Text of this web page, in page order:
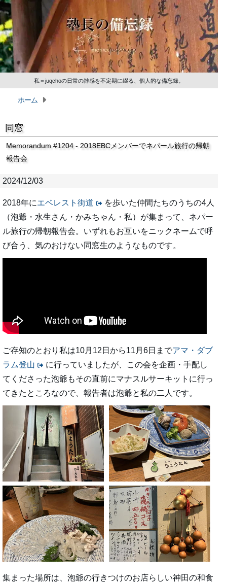
私＝juqchoの日常の雑感を不定期に綴る、個人的な備忘録。
ホーム
同窓
Memorandum #1204 - 2018EBCメンバーでネパール旅行の帰朝
報告会
2024/12/03
2018年にエベレスト街道
を歩いた仲間たちのうちの4人
（泡爺・水生さん・かみちゃん・私）が集まって、ネパー
ル旅行の帰朝報告会。いずれもお互いをニックネームで呼
び合う、気のおけない同窓生のようなものです。
ご存知のとおり私は10月12日から11月6日までアマ・ダブ
ラム登山
に行っていましたが、この会を企画・手配し
てくださった泡爺もその直前にマナスルサーキットに行っ
てきたところなので、報告者は泡爺と私の二人です。
集まった場所は、泡爺の行きつけのお店らしい神田の和食